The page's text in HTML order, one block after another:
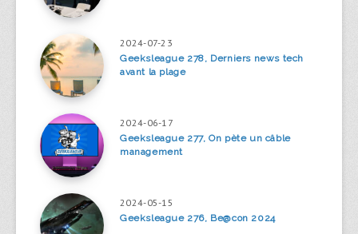
2024-07-23
Geeksleague 278, Derniers news tech
avant la plage
2024-06-17
Geeksleague 277, On pète un câble
management
2024-05-15
Geeksleague 276, Be@con 2024